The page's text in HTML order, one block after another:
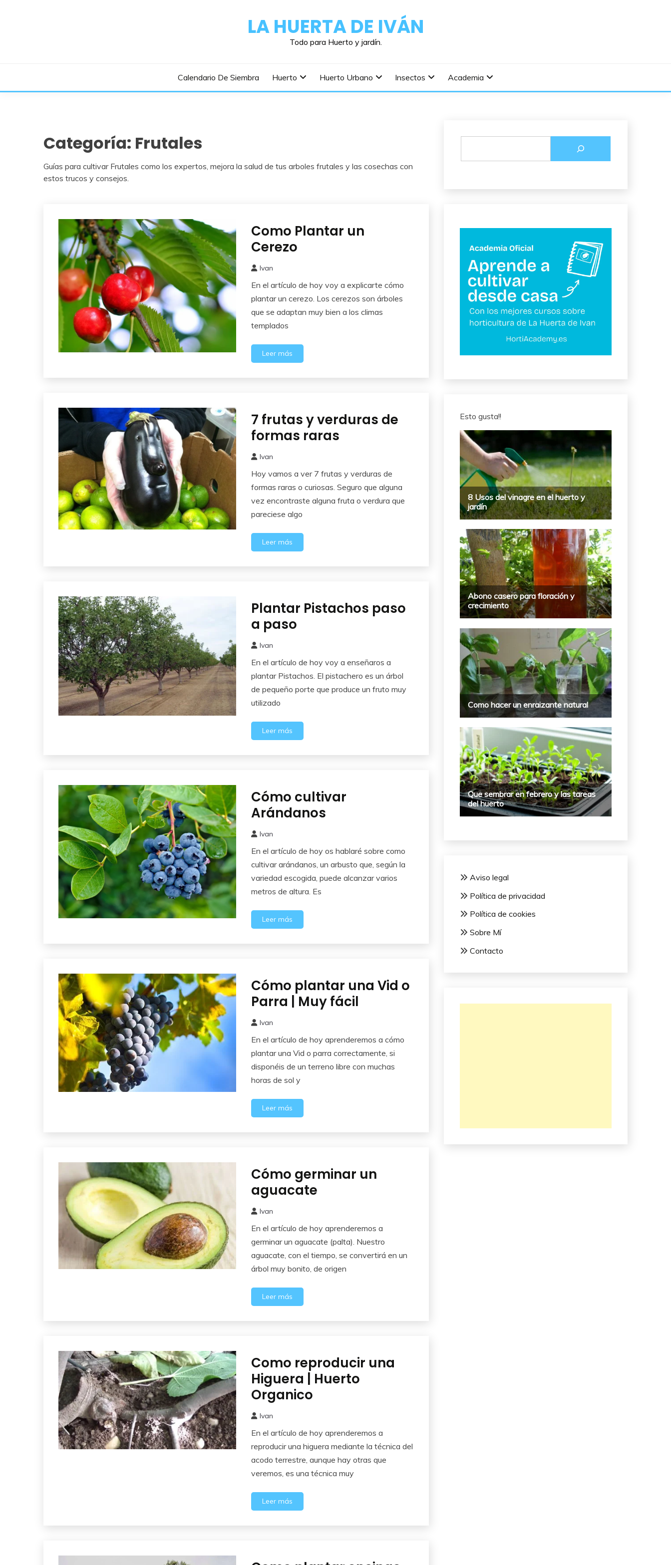
LA HUERTA DE IVÁN
Todo para Huerto y jardín.
Calendario De Siembra Huerto Huerto Urbano Insectos Academia
Categoría: Frutales
Guías para cultivar Frutales como los expertos, mejora la salud de tus arboles frutales y las cosechas con
estos trucos y consejos.
Frutales
Como Plantar un
Cerezo
febrero,
2017
Ivan
En el artículo de hoy voy a explicarte cómo
plantar un cerezo. Los cerezos son árboles
que se adaptan muy bien a los climas
templados
Leer más
Frutales
7 frutas y verduras de
formas raras
enero,
2017
Ivan
Hoy vamos a ver 7 frutas y verduras de
formas raras o curiosas. Seguro que alguna
vez encontraste alguna fruta o verdura que
pareciese algo
Leer más
Frutales
Plantar Pistachos paso
a paso
junio,
2016
Ivan
En el artículo de hoy voy a enseñaros a
plantar Pistachos. El pistachero es un árbol
de pequeño porte que produce un fruto muy
utilizado
Leer más
Frutales
Cómo cultivar
Arándanos
mayo,
2016
Ivan
En el artículo de hoy os hablaré sobre como
cultivar arándanos, un arbusto que, según la
variedad escogida, puede alcanzar varios
metros de altura. Es
Leer más
Frutales
Cómo plantar una Vid o
Parra | Muy fácil
febrero,
2016
Ivan
En el artículo de hoy aprenderemos a cómo
plantar una Vid o parra correctamente, si
disponéis de un terreno libre con muchas
horas de sol y
Leer más
Frutales
Cómo germinar un
aguacate
enero,
2016
Ivan
En el artículo de hoy aprenderemos a
germinar un aguacate (palta). Nuestro
aguacate, con el tiempo, se convertirá en un
árbol muy bonito, de origen
Leer más
Frutales
Como reproducir una
Higuera | Huerto
Organico
noviembre,
2015
Ivan
En el artículo de hoy aprenderemos a
reproducir una higuera mediante la técnica del
acodo terrestre, aunque hay otras que
veremos, es una técnica muy
Leer más
Esto gusta!!
Aviso legal
Política de privacidad
Política de cookies
Sobre Mí
Contacto